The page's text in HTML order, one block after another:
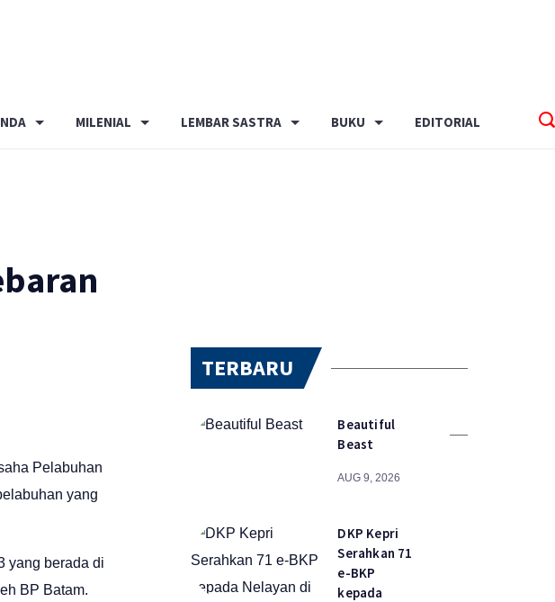
MILENIAL LEMBAR SASTRA BUKU EDITORIAL
Pelabuhan
yang
yang berada di
BP Batam.
TERBARU
Beautiful
Beast
AUG 9, 2026
DKP Kepri
Serahkan 71
e-BKP
kepada